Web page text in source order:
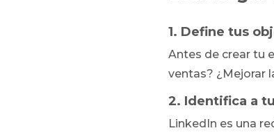
1. Define tus
Antes de crear tu
ventas? ¿Mejorar
2. Identifica a
LinkedIn es una